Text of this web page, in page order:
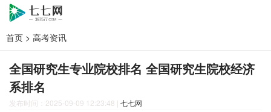
首页 > 高考资讯
全国研究生专业院校排名 全国研究生院校经济
系排名
发布时间：2025-09-09 12:23:48 | 七七网